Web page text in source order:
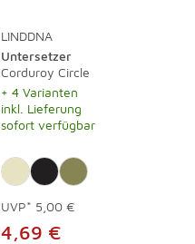
LINDDNA
Untersetzer
Corduroy Circle
+ 4 Varianten
inkl. Lieferung
sofort verfügbar
UVP* 5,00 €
4,69 €